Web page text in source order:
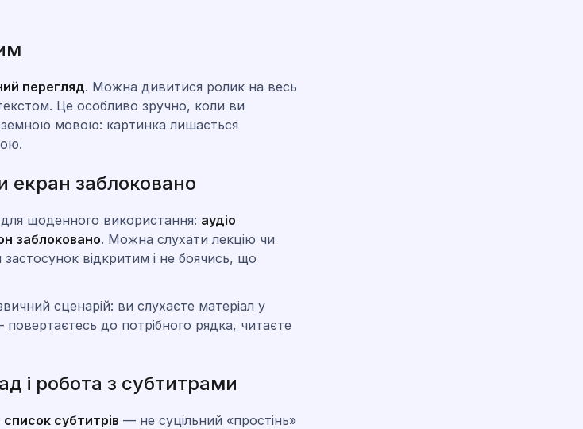
перегляд. Можна дивитися ролик на весь
Це особливо зручно, коли ви
мовою: картинка лишається
екран заблоковано
щоденного використання: аудіо
заблоковано. Можна слухати лекцію чи
відкритим і не боячись, що
сценарій: ви слухаєте матеріал у
до потрібного рядка, читаєте
і робота з субтитрами
список субтитрів — не суцільний «простінь»